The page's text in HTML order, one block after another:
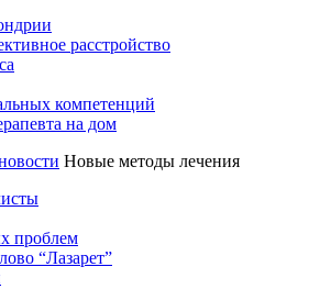
расстройство
компетенций
на дом
Новые методы лечения
проблем
“Лазарет”